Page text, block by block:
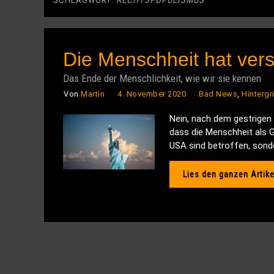
Die Menschheit hat
Das Ende der Menschlichkeit, wie wir sie kennen
Von Martin 4. November 2020 Bad News,
Nein, nach dem
dass die Menschheit als
USA sind betroffen,
Lies den ganzen